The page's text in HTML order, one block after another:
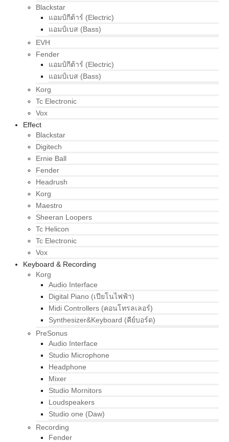
Blackstar
แอมป์กีต้าร์ (Electric)
แอมป์เบส (Bass)
EVH
Fender
แอมป์กีต้าร์ (Electric)
แอมป์เบส (Bass)
Korg
Tc Electronic
Vox
Effect
Blackstar
Digitech
Ernie Ball
Fender
Headrush
Korg
Maestro
Sheeran Loopers
Tc Helicon
Tc Electronic
Vox
Keyboard & Recording
Korg
Audio Interface
Digital Piano (เปียโนไฟฟ้า)
Midi Controllers (คอนโทรลเลอร์)
Synthesizer&Keyboard (คีย์บอร์ด)
PreSonus
Audio Interface
Studio Microphone
Headphone
Mixer
Studio Mornitors
Loudspeakers
Studio one (Daw)
Recording
Fender